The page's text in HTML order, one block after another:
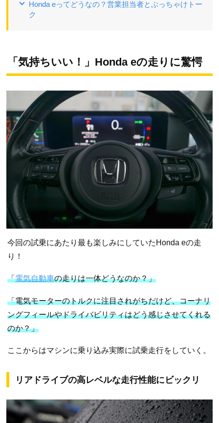
Honda eってどうなの？営業担当者とぶっちゃけトー
ク
「気持ちいい！」Honda eの走りに驚愕
今回の試乗にあたり最も楽しみにしていたHonda eの走
り！
「電気自動車の走りは一体どうなのか？」
「電気モーターのトルクに注目されがちだけど、コーナリ
ングフィールやドライバビリティはどう感じさせてくれる
のか？」
ここからはマシンに乗り込み実際に試乗走行をしていく。
リアドライブの高レベルな走行性能にビックリ